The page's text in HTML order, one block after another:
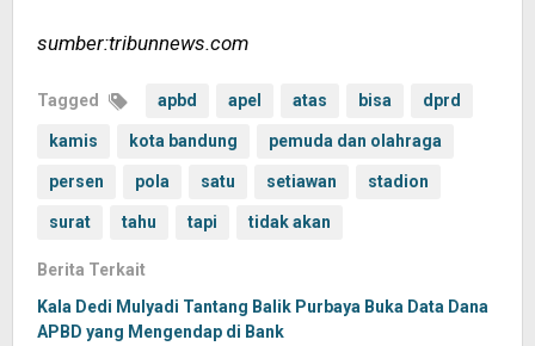
sumber:tribunnews.com
Tagged apbd apel atas bisa dprd
kamis kota bandung pemuda dan olahraga
persen pola satu setiawan stadion
surat tahu tapi tidak akan
Berita Terkait
Kala Dedi Mulyadi Tantang Balik Purbaya Buka Data Dana
APBD yang Mengendap di Bank